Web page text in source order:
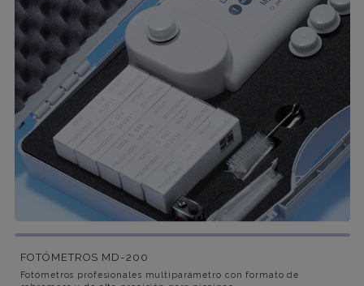
FOTÓMETROS MD-200
Fotómetros profesionales multiparámetro con formato de